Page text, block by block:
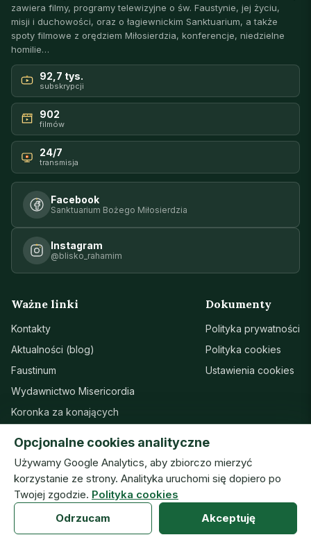
zawiera filmy, programy telewizyjne o św. Faustynie, jej życiu,
misji i duchowości, oraz o łagiewnickim Sanktuarium, a także
spoty filmowe z orędziem Miłosierdzia, konferencje, niedzielne
homilie…
92,7 tys.
subskrypcji
902
filmów
24/7
transmisja
Facebook
Sanktuarium Bożego Miłosierdzia
Instagram
@blisko_rahamim
Ważne linki
Kontakty
Aktualności (blog)
Faustinum
Wydawnictwo Misericordia
Koronka za konających
Wsparcie
Dokumenty
Polityka prywatności
Polityka cookies
Ustawienia cookies
© Zgromadzenie Sióstr Matki Bożej Miłosierdzia · ISMM
prototyp — wersja robocza (10.08.2026) · v20260804h
Opcjonalne cookies analityczne
Używamy Google Analytics, aby zbiorczo mierzyć
korzystanie ze strony. Analityka uruchomi się dopiero po
Twojej zgodzie. Polityka cookies
Odrzucam
Akceptuję